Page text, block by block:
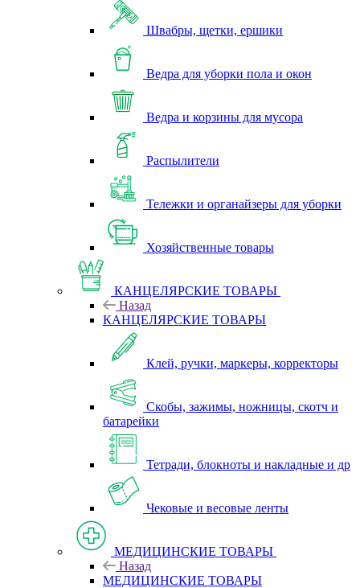
Швабры, щетки, ершики
Ведра для уборки пола и окон
Ведра и корзины для мусора
Распылители
Тележки и органайзеры для уборки
Хозяйственные товары
КАНЦЕЛЯРСКИЕ ТОВАРЫ
Назад
КАНЦЕЛЯРСКИЕ ТОВАРЫ
Клей, ручки, маркеры, корректоры
Скобы, зажимы, ножницы, скотч и
батарейки
Тетради, блокноты и накладные и др
Чековые и весовые ленты
МЕДИЦИНСКИЕ ТОВАРЫ
Назад
МЕДИЦИНСКИЕ ТОВАРЫ